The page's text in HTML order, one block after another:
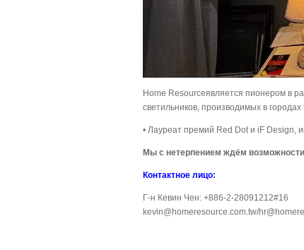
Home Resourceявляется пионером в
светильников, производимых в
• Лауреат премий Red Dot и iF Design,
Мы с нетерпением ждём
Контактное лицо:
Г-н Кевин Чен: +886-2-28091212#16
kevin@homeresource.com.tw/